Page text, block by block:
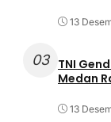
13
03
TNI
Medan
13